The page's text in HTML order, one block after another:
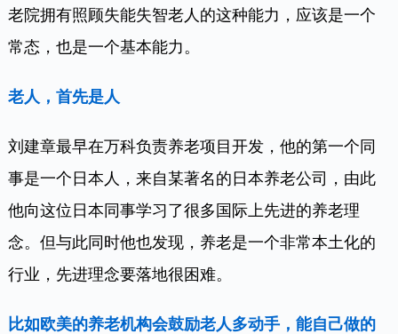
老院拥有照顾失能失智老人的这种能力，应该是一个
常态，也是一个基本能力。
老人，首先是人
刘建章最早在万科负责养老项目开发，他的第一个同
事是一个日本人，来自某著名的日本养老公司，由此
他向这位日本同事学习了很多国际上先进的养老理
念。但与此同时他也发现，养老是一个非常本土化的
行业，先进理念要落地很困难。
比如欧美的养老机构会鼓励老人多动手，能自己做的